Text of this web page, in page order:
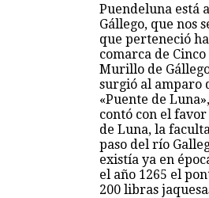
Puendeluna está
Gállego, que nos
que perteneció
comarca de
Murillo de
surgió al amparo
«Puente de
contó con el
de Luna, la
paso del río
existía ya en
el año 1265 el
200 libras